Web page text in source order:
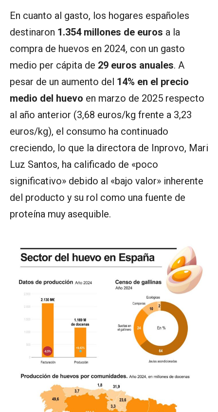
En cuanto al gasto, los hogares españoles
destinaron 1.354 millones de euros a la
compra de huevos en 2024, con un gasto
medio per cápita de 29 euros anuales. A
pesar de un aumento del 14% en el precio
medio del huevo en marzo de 2025 respecto
al año anterior (3,68 euros/kg frente a 3,23
euros/kg), el consumo ha continuado
creciendo, lo que la directora de Inprovo, Mari
Luz Santos, ha calificado de «poco
significativo» debido al «bajo valor» inherente
del producto y su rol como una fuente de
proteína muy asequible.